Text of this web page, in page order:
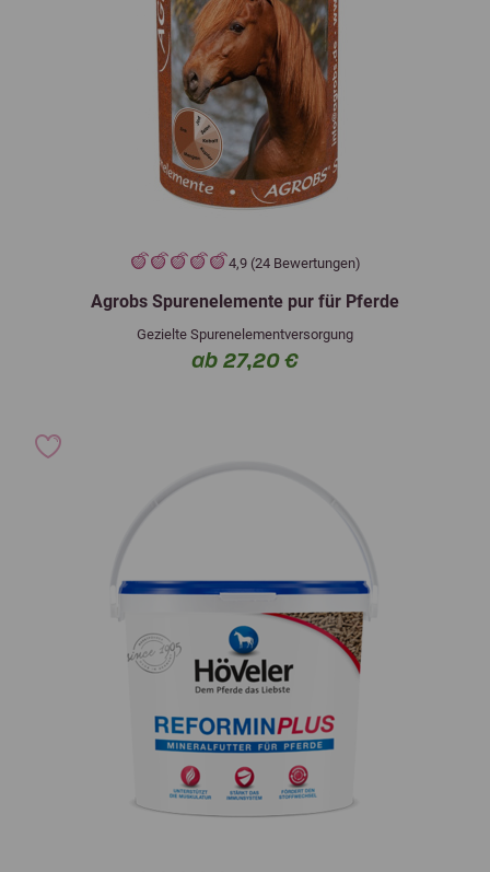
4,9 (24 Bewertungen)
Agrobs Spurenelemente pur für Pferde
Gezielte Spurenelementversorgung
ab 27,20 €